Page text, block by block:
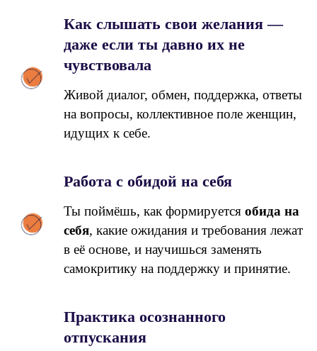
Как слышать свои желания —
даже если ты давно их не
чувствовала
Живой диалог, обмен, поддержка, ответы
на вопросы, коллективное поле женщин,
идущих к себе.
Работа с обидой на себя
Ты поймёшь, как формируется обида на
себя, какие ожидания и требования лежат
в её основе, и научишься заменять
самокритику на поддержку и принятие.
Практика осознанного
отпускания